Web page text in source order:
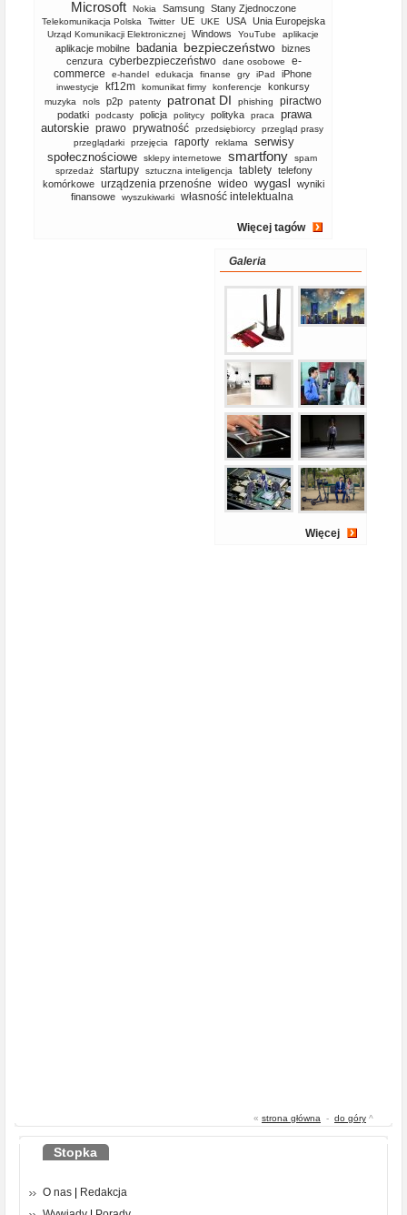
Microsoft Nokia Samsung Stany Zjednoczone
Telekomunikacja Polska Twitter UE UKE USA Unia Europejska
Urząd Komunikacji Elektronicznej Windows YouTube aplikacje
aplikacje mobilne badania bezpieczeństwo biznes
cenzura cyberbezpieczeństwo dane osobowe
e-
commerce
e-handel edukacja finanse gry iPad iPhone
inwestycje kf12m komunikat firmy konferencje konkursy
muzyka nols p2p patenty patronat DI phishing piractwo
podatki podcasty policja politycy polityka praca
prawa
autorskie prawo prywatność przedsiębiorcy
przegląd prasy
przeglądarki
przejęcia raporty reklama
serwisy
społecznościowe
sklepy internetowe smartfony
spam
sprzedaż
startupy sztuczna inteligencja tablety telefony
komórkowe
urządzenia przenośne wideo wygasl
wyniki
finansowe
wyszukiwarki własność intelektualna
Więcej tagów
Galeria
Więcej
« strona główna - do góry ^
Stopka
O nas | Redakcja